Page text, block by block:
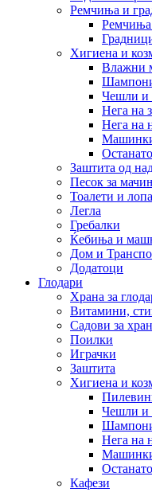
Ремчиња и
Хигиена и
Влажни
Чешли и
Нега на
Нега на
Останато
Заштита од
Песок за
Тоалети и
Легла
Гребалки
Ќебиња и
Дом и
Додатоци
Глодари
Храна за
Витамини,
Садови за
Поилки
Играчки
Заштита
Хигиена и
Чешли и
Нега на
Останато
Кафези